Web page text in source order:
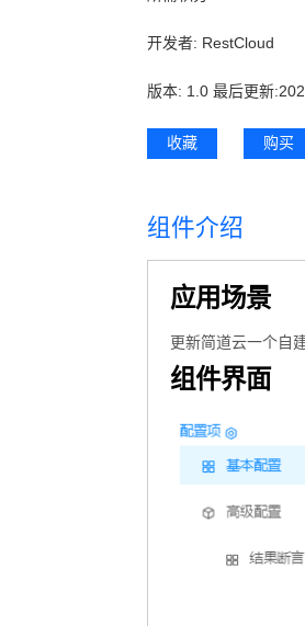
开发者: RestCloud
版本: 1.0 最后更新
收藏 购买
组件介绍
应用场景
更新简道云一个自
组件界面